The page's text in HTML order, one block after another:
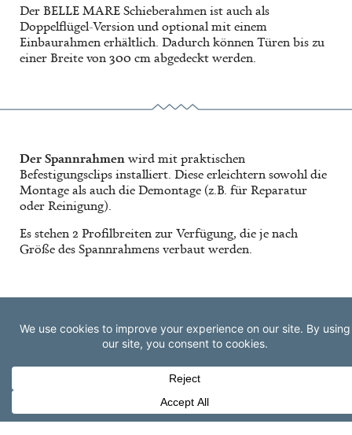
Der BELLE MARE Schieberahmen ist auch als
Doppelflügel-Version und optional mit einem
Einbaurahmen erhältlich. Dadurch können Türen bis zu
einer Breite von 300 cm abgedeckt werden.
Der Spannrahmenwird mit praktischen
Befestigungsclips installiert. Diese erleichtern sowohl die
Montage als auch die Demontage (z.B. für Reparatur
oder Reinigung).
Es stehen 2 Profilbreiten zur Verfügung, die je nach
Größe des Spannrahmens verbaut werden.